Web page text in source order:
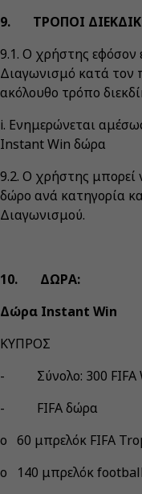
9. ΤΡΟΠΟΙ
9.1. Ο χρήστης εφόσον
Διαγωνισμό κατά
ακόλουθο τρόπο
i. Ενημερώνεται
Instant Win δώρα
9.2. Ο χρήστης μπορεί
δώρο ανά κατηγορία
Διαγωνισμού.
10. ΔΩΡΑ:
Δώρα Instant Win
ΚΥΠΡΟΣ
- Σύνολο: 300 FIFA
- FIFA δώρα
o 60 μπρελόκ FIFA
o 140 μπρελόκ